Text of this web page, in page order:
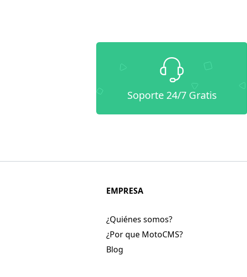
Soporte 24/7 Gratis
EMPRESA
¿Quiénes somos?
¿Por que MotoCMS?
Blog